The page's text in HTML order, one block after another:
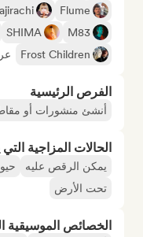
Flume
M83
SHIMA
Frost Children
الفرص الرئيسية
أنشئ منشورات أو
الحالات المزاجية التي
يمكن الرقص عليه
تحت الأرض
الخصائص الموسيقية